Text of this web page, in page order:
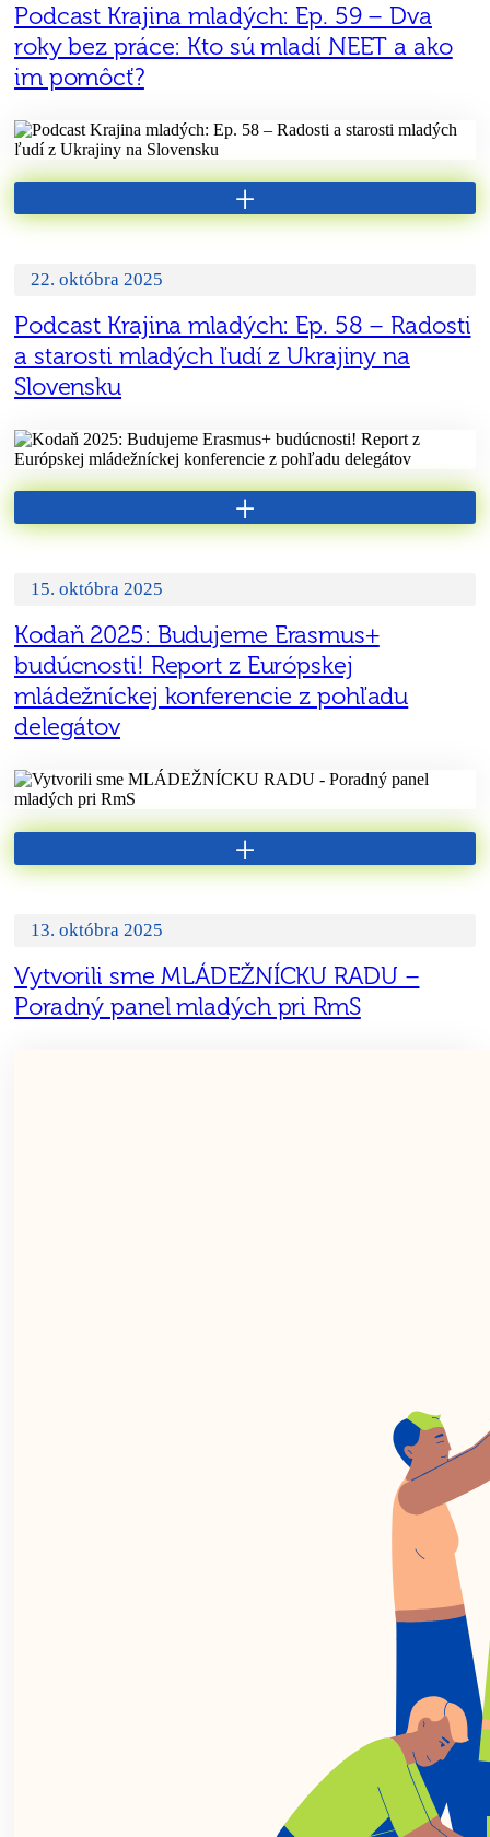
Podcast Krajina mladých: Ep. 59 – Dva
roky bez práce: Kto sú mladí NEET a ako
im pomôcť?
+
22. októbra 2025
Podcast Krajina mladých: Ep. 58 – Radosti
a starosti mladých ľudí z Ukrajiny na
Slovensku
+
15. októbra 2025
Kodaň 2025: Budujeme Erasmus+
budúcnosti! Report z Európskej
mládežníckej konferencie z pohľadu
delegátov
+
13. októbra 2025
Vytvorili sme MLÁDEŽNÍCKU RADU –
Poradný panel mladých pri RmS